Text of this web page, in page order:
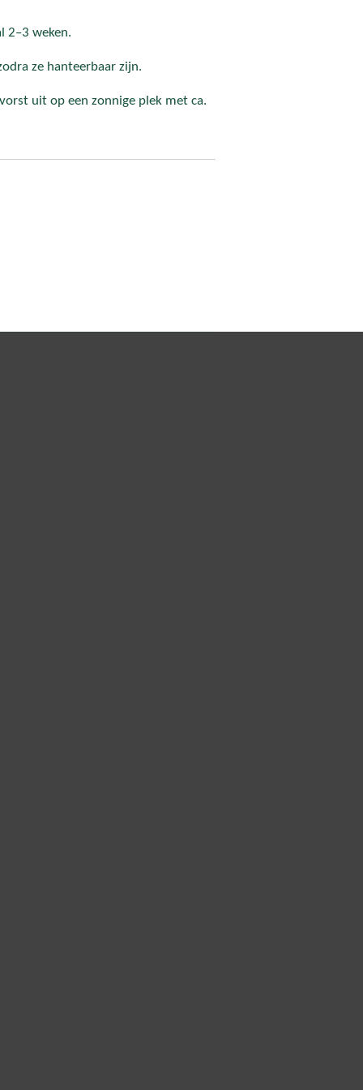
2–3 weken.
ze hanteerbaar zijn.
uit op een zonnige plek met ca.